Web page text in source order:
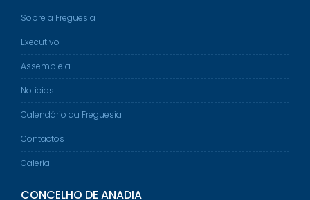
Sobre a Freguesia
Executivo
Assembleia
Notícias
Calendário da Freguesia
Contactos
Galeria
CONCELHO DE ANADIA